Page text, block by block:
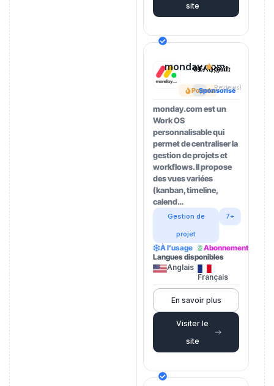
site
monday.com
Popular
Sponsorisé
0€/month
4.5(202
Reviews)
monday.com est un
Work OS
personnalisable qui
permet de centraliser la
gestion de projets et
workflows. Il propose
des vues variées
(kanban, timeline,
calend…
Gestion de
projet
7+
À l’usage
Abonnement
Langues disponibles
Anglais
Français
En savoir plus
Visiter le
site